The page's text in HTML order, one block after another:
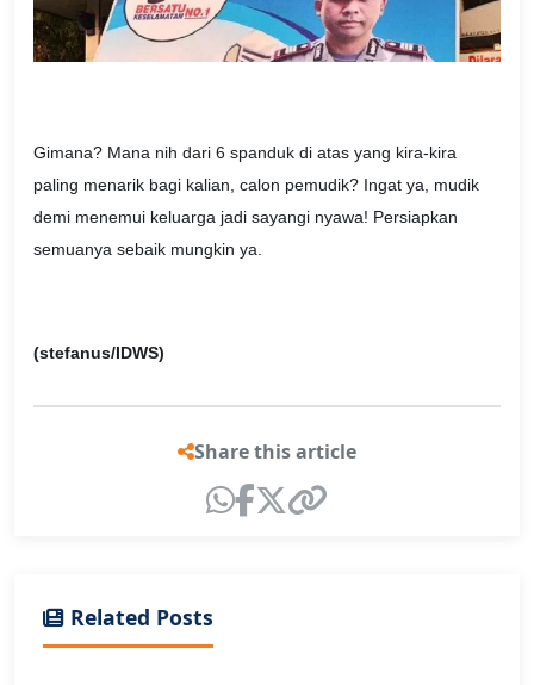
Gimana? Mana nih dari 6 spanduk di atas yang kira-kira
paling menarik bagi kalian, calon pemudik? Ingat ya, mudik
demi menemui keluarga jadi sayangi nyawa! Persiapkan
semuanya sebaik mungkin ya.
(stefanus/IDWS)
Share this article
Related Posts